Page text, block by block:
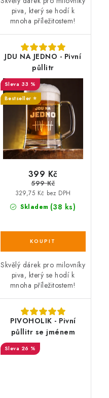
piva, který se hodí k
mnoha příležitostem!
JDU NA JEDNO - Pivní
půllitr
33 %
Bestseller ⭐️
Skladem (38 ks)
329,75 Kč bez DPH
399 Kč
599 Kč
Skvělý dárek pro milovníky
piva, který se hodí k
mnoha příležitostem!
PIVOHOLIK - Pivní
půllitr se jménem
26 %